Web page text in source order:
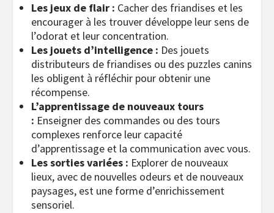
Les jeux de flair : Cacher des friandises et les
encourager à les trouver développe leur sens de
l’odorat et leur concentration.
Les jouets d’intelligence : Des jouets
distributeurs de friandises ou des puzzles canins
les obligent à réfléchir pour obtenir une
récompense.
L’apprentissage de nouveaux tours
: Enseigner des commandes ou des tours
complexes renforce leur capacité
d’apprentissage et la communication avec vous.
Les sorties variées : Explorer de nouveaux
lieux, avec de nouvelles odeurs et de nouveaux
paysages, est une forme d’enrichissement
sensoriel.